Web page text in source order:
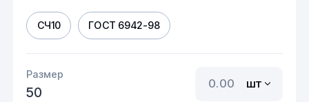
СЧ10 ГОСТ 6942-98
Размер
50
шт